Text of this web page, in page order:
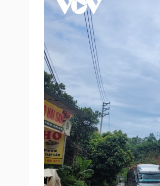
Nam khoa
Làm đẹp - giảm cân
Phòng mạch online
Ăn sạch sống khỏe
Cải chính